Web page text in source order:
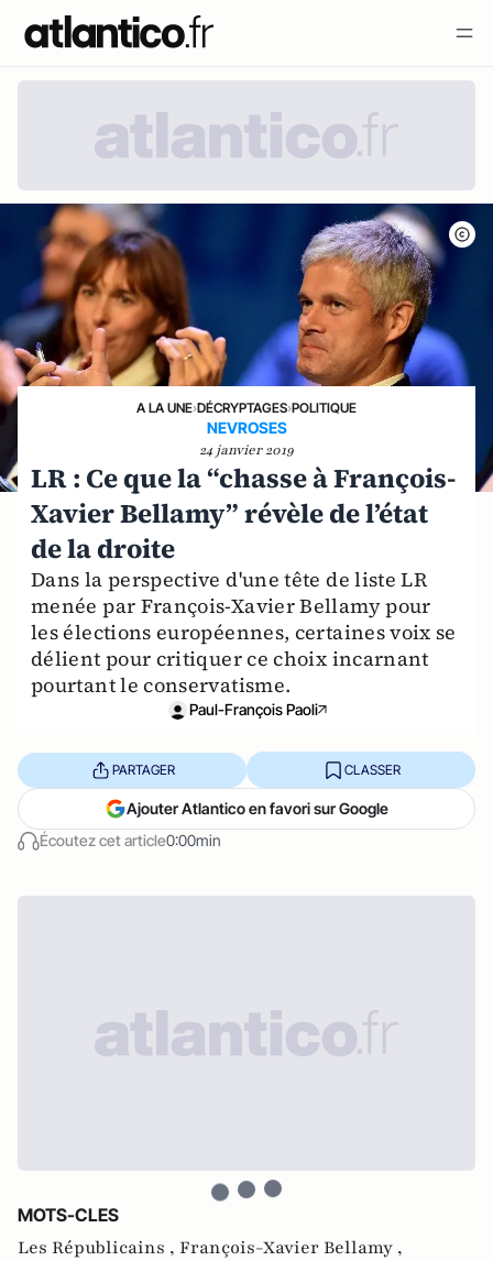
A LA UNE›DÉCRYPTAGES›POLITIQUE
NEVROSES
24 janvier 2019
LR : Ce que la “chasse à François-
Xavier Bellamy” révèle de l’état
de la droite
Dans la perspective d'une tête de liste LR
menée par François-Xavier Bellamy pour
les élections européennes, certaines voix se
délient pour critiquer ce choix incarnant
pourtant le conservatisme.
Paul-François Paoli
Écoutez cet article0:00min
PARTAGER CLASSER
Ajouter Atlantico en favori sur Google
MOTS-CLES
Les Républicains , François-Xavier Bellamy ,